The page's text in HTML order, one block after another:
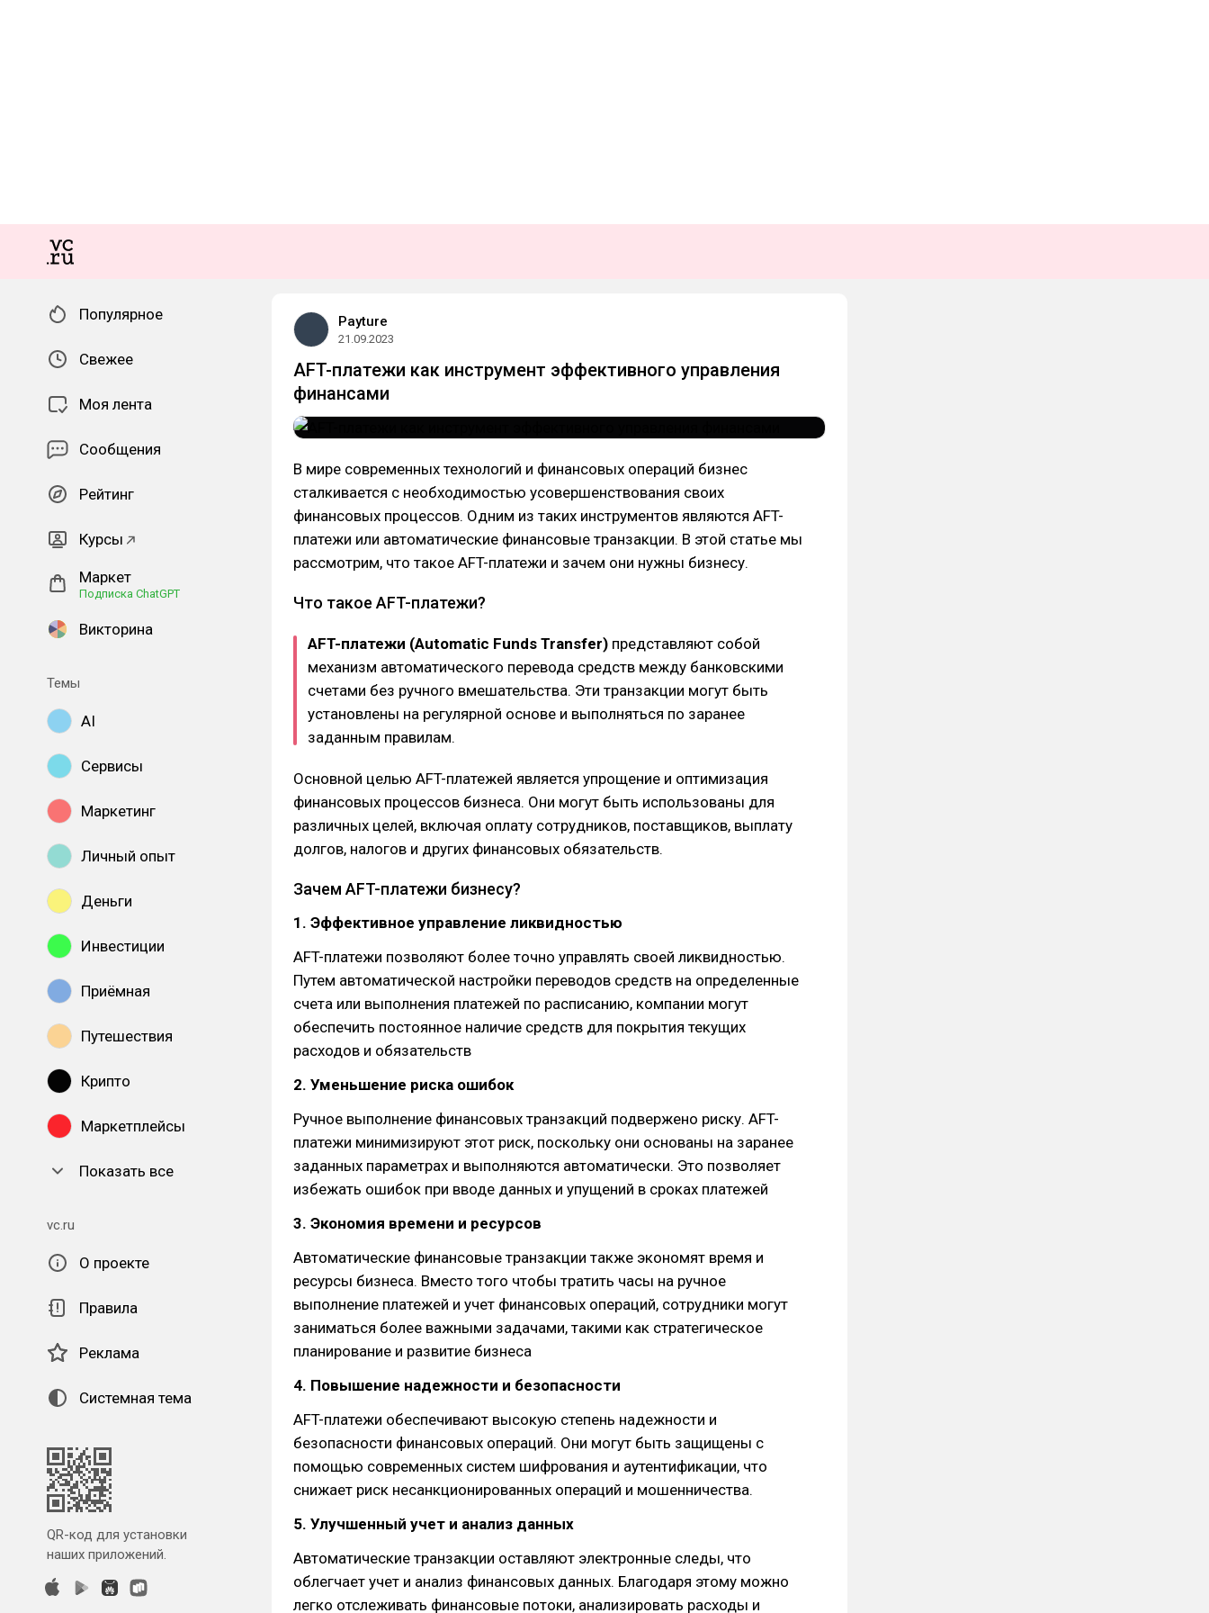
Популярное
Свежее
Моя лента
Сообщения
Рейтинг
Курсы
Маркет
Подписка ChatGPT
Викторина
Темы
AI
Сервисы
Маркетинг
Личный опыт
Деньги
Инвестиции
Приёмная
Путешествия
Крипто
Маркетплейсы
Показать все
vc.ru
О проекте
Правила
Реклама
Системная тема
QR-код для установки
наших приложений.
Payture
21.09.2023
AFT-платежи как инструмент эффективного управления
финансами
В мире современных технологий и финансовых операций бизнес
сталкивается с необходимостью усовершенствования своих
финансовых процессов. Одним из таких инструментов являются AFT-
платежи или автоматические финансовые транзакции. В этой статье мы
рассмотрим, что такое AFT-платежи и зачем они нужны бизнесу.
Что такое AFT-платежи?
AFT-платежи (Automatic Funds Transfer) представляют собой
механизм автоматического перевода средств между банковскими
счетами без ручного вмешательства. Эти транзакции могут быть
установлены на регулярной основе и выполняться по заранее
заданным правилам.
Основной целью AFT-платежей является упрощение и оптимизация
финансовых процессов бизнеса. Они могут быть использованы для
различных целей, включая оплату сотрудников, поставщиков, выплату
долгов, налогов и других финансовых обязательств.
Зачем AFT-платежи бизнесу?
1. Эффективное управление ликвидностью
AFT-платежи позволяют более точно управлять своей ликвидностью.
Путем автоматической настройки переводов средств на определенные
счета или выполнения платежей по расписанию, компании могут
обеспечить постоянное наличие средств для покрытия текущих
расходов и обязательств
2. Уменьшение риска ошибок
Ручное выполнение финансовых транзакций подвержено риску. AFT-
платежи минимизируют этот риск, поскольку они основаны на заранее
заданных параметрах и выполняются автоматически. Это позволяет
избежать ошибок при вводе данных и упущений в сроках платежей
3. Экономия времени и ресурсов
Автоматические финансовые транзакции также экономят время и
ресурсы бизнеса. Вместо того чтобы тратить часы на ручное
выполнение платежей и учет финансовых операций, сотрудники могут
заниматься более важными задачами, такими как стратегическое
планирование и развитие бизнеса
4. Повышение надежности и безопасности
AFT-платежи обеспечивают высокую степень надежности и
безопасности финансовых операций. Они могут быть защищены с
помощью современных систем шифрования и аутентификации, что
снижает риск несанкционированных операций и мошенничества.
5. Улучшенный учет и анализ данных
Автоматические транзакции оставляют электронные следы, что
облегчает учет и анализ финансовых данных. Благодаря этому можно
легко отслеживать финансовые потоки, анализировать расходы и